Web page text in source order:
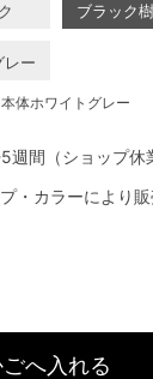
・カラーにより
週間（ショップ休
ブラック
レー
体ホワイトグレー
へ入れる